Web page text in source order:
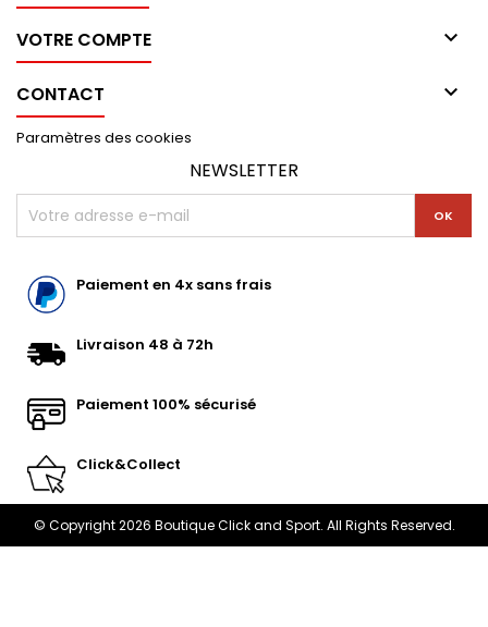
VOTRE COMPTE 
CONTACT 
Paramètres des cookies
NEWSLETTER
Paiement en 4x sans frais
Livraison 48 à 72h
Paiement 100% sécurisé
Click&Collect
© Copyright 2026 Boutique Click and Sport. All Rights Reserved.